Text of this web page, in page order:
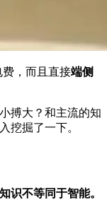
费，而且直接端侧
搏大？和主流的知
挖掘了一下。
知识不等同于智能。